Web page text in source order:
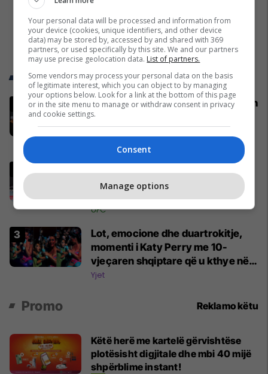
Trend Telegrafi
‘Luftëtari’ shqiptar bën shqiponjën
në mes të Beogradit - serbët e
cilësojnë provokim, ai e cilëson
simbol të identitetit
Beograd, vendimi i gjyqtarit
UFC
Lot, emocione dhe duartrokitje,
momenti i Katy Perry me 10-
vjeçaren shqiptare që u kthye në
simbolin e natës në Sunny Hill
Yjet
Promo Reklamo këtu
Këtë herë me kartelë gërvishtëse
plotësisht digjitale dhe mbi 40 mijë
shpërblime instant!
Your personal data will be processed and information from
your device (cookies, unique identifiers, and other device
data) may be stored by, accessed by and shared with 369
partners, or used specifically by this site. We and our partners
may use precise geolocation data. List of partners.
Some vendors may process your personal data on the basis
of legitimate interest, which you can object to by managing
your options below. Look for a link at the bottom of this page
or in the site menu to manage or withdraw consent in privacy
and cookie settings.
Consent
Manage options